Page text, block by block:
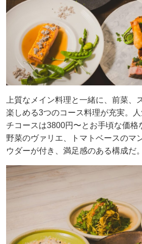
上質なメイン料理と一緒に、前菜、
楽しめる3つのコース料理が充実。
チコースは3800円〜とお手頃な価格
野菜のヴァリエ、トマトベースのマ
ウダーが付き、満足感のある構成だ。